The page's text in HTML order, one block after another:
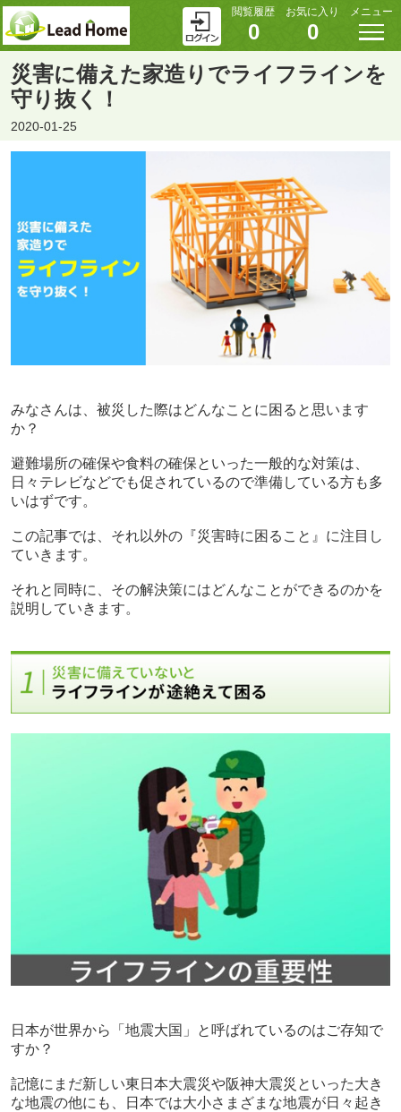
閲覧履歴
0
お気に入り
0
メニュー
災害に備えた家造りでライフラインを
守り抜く！
2020-01-25
みなさんは、被災した際はどんなことに困ると思います
か？
避難場所の確保や食料の確保といった一般的な対策は、
日々テレビなどでも促されているので準備している方も多
いはずです。
この記事では、それ以外の『災害時に困ること』に注目し
ていきます。
それと同時に、その解決策にはどんなことができるのかを
説明していきます。
日本が世界から「地震大国」と呼ばれているのはご存知で
すか？
記憶にまだ新しい東日本大震災や阪神大震災といった大き
な地震の他にも、日本では大小さまざまな地震が日々起き